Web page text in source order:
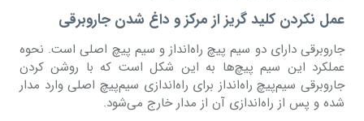
عمل نکردن کلید گریز از مرکز و داغ شدن جاروبرقی
جاروبرقی دارای دو سیم پیچ راه‌انداز و سیم پیچ اصلی است. نحوه
عملکرد این سیم پیچ‌ها به این شکل است که با روشن کردن
جاروبرقی سیم‌پیچ راه‌انداز برای راه‌اندازی سیم‌پیچ اصلی وارد مدار
شده و پس از راه‌اندازی آن از مدار خارج می‌شود.